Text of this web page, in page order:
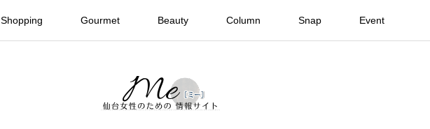
Shopping Gourmet Beauty Column Snap Event